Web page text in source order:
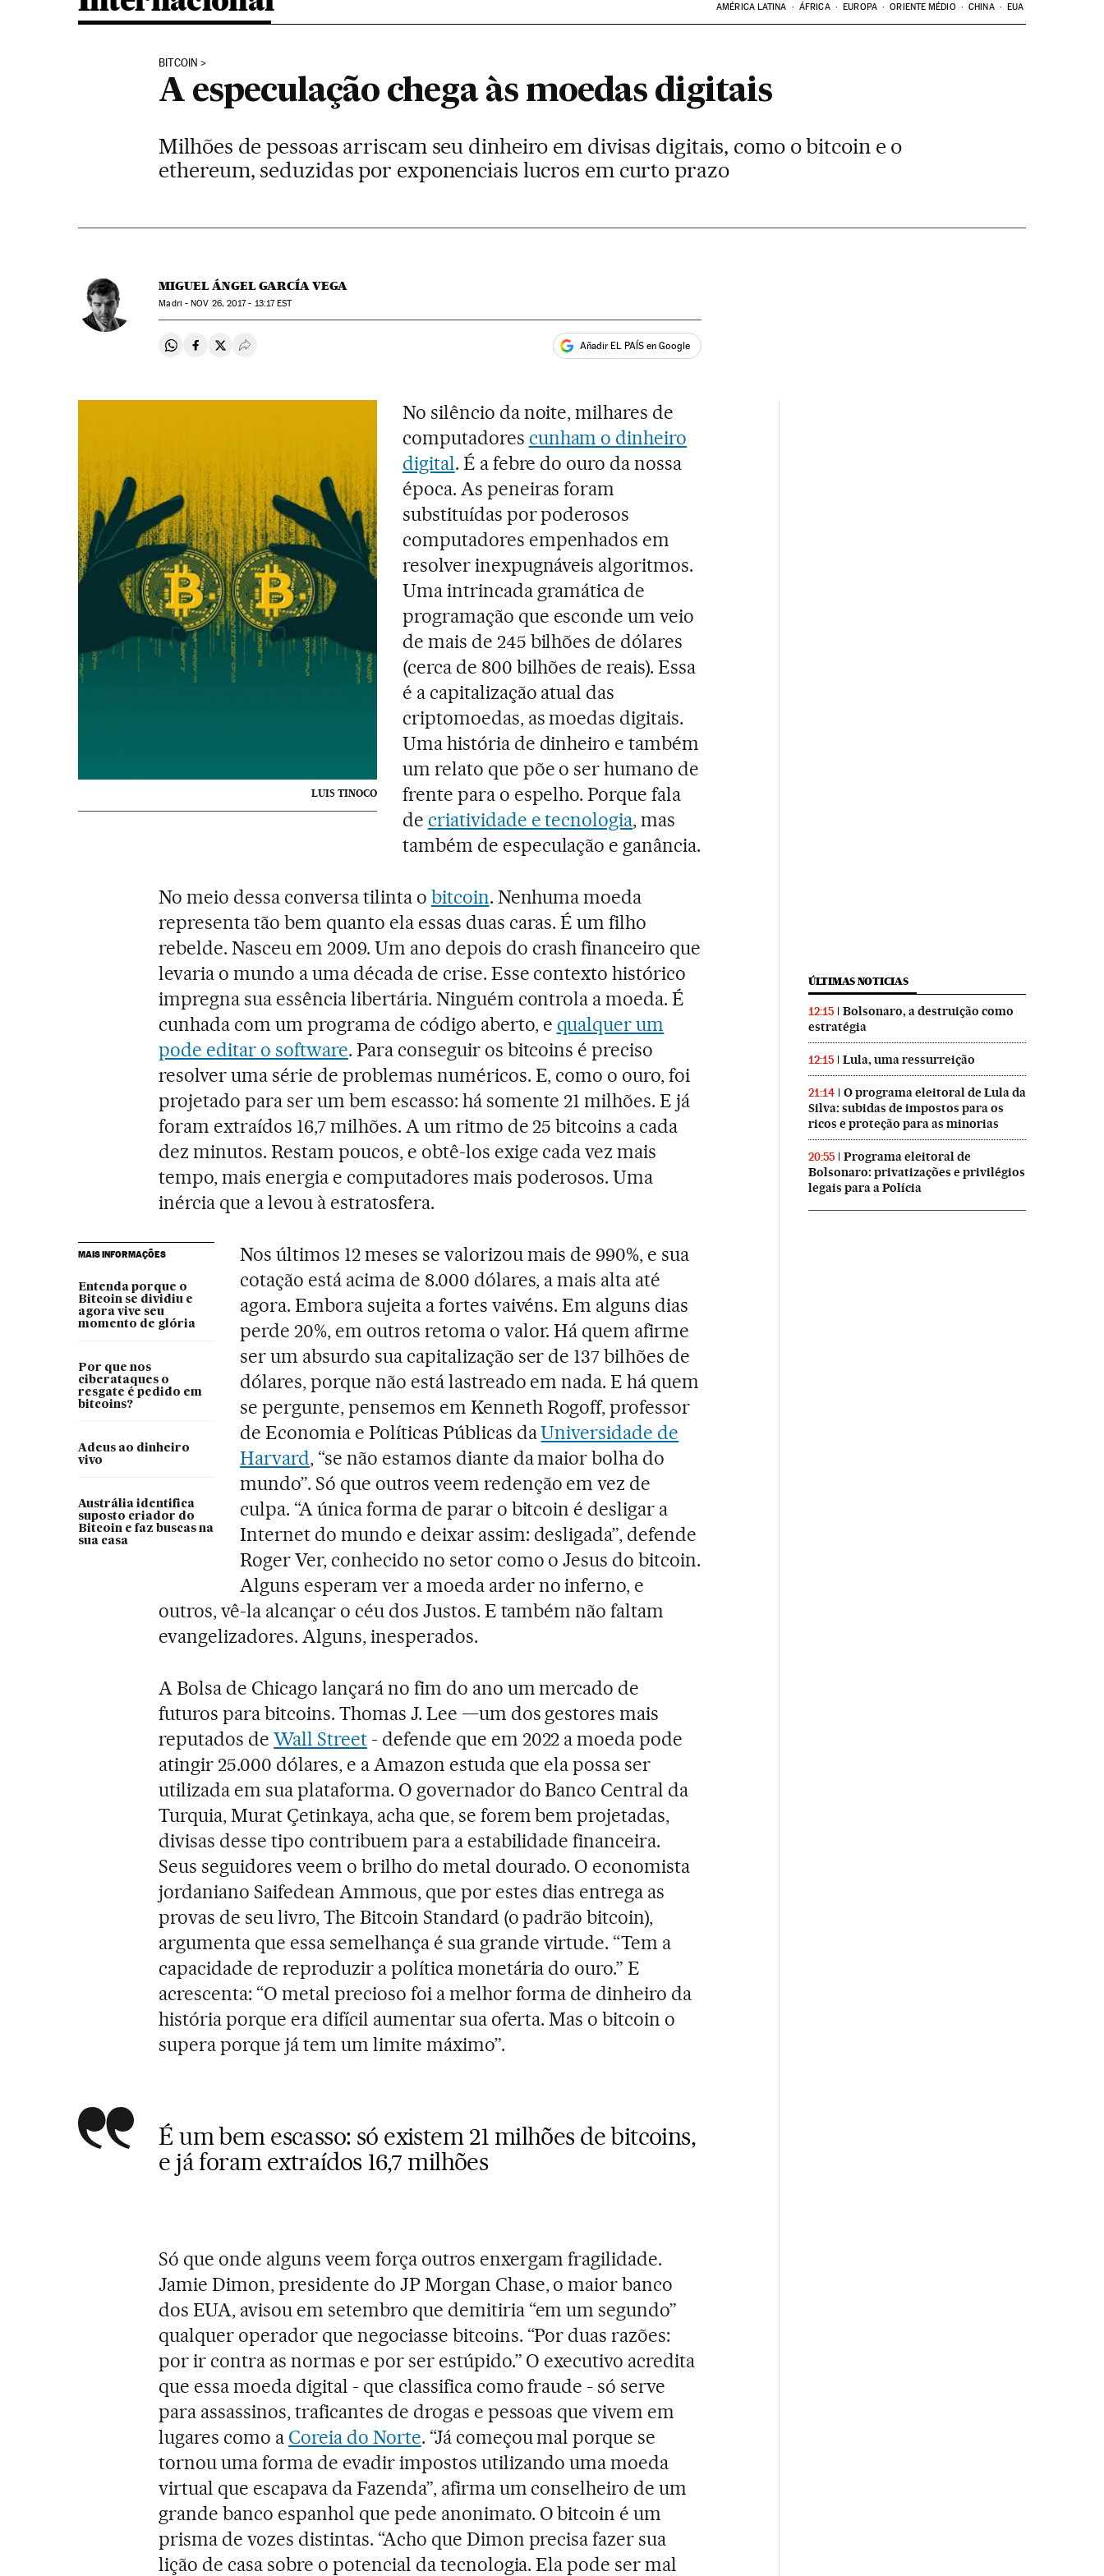
AMÉRICA LATINA ÁFRICA EUROPA ORIENTE MÉDIO CHINA EUA
BITCOIN
A especulação chega às moedas digitais
Milhões de pessoas arriscam seu dinheiro em divisas digitais, como o bitcoin e o
ethereum, seduzidas por exponenciais lucros em curto prazo
MIGUEL ÁNGEL GARCÍA VEGA
Madri -NOV 26, 2017 - 13:17EST
Compartir en Whatsapp
Compartir en Facebook
Compartir en Twitter
Desplegar Redes Sociales Añadir EL PAÍS en Google
LUIS TINOCO
No silêncio da noite, milhares de
computadores cunham o dinheiro
digital. É a febre do ouro da nossa
época. As peneiras foram
substituídas por poderosos
computadores empenhados em
resolver inexpugnáveis algoritmos.
Uma intrincada gramática de
programação que esconde um veio
de mais de 245 bilhões de dólares
(cerca de 800 bilhões de reais). Essa
é a capitalização atual das
criptomoedas, as moedas digitais.
Uma história de dinheiro e também
um relato que põe o ser humano de
frente para o espelho. Porque fala
de criatividade e tecnologia, mas
também de especulação e ganância.
No meio dessa conversa tilinta o bitcoin. Nenhuma moeda
representa tão bem quanto ela essas duas caras. É um filho
rebelde. Nasceu em 2009. Um ano depois do crash financeiro que
levaria o mundo a uma década de crise. Esse contexto histórico
impregna sua essência libertária. Ninguém controla a moeda. É
cunhada com um programa de código aberto, e qualquer um
pode editar o software. Para conseguir os bitcoins é preciso
resolver uma série de problemas numéricos. E, como o ouro, foi
projetado para ser um bem escasso: há somente 21 milhões. E já
foram extraídos 16,7 milhões. A um ritmo de 25 bitcoins a cada
dez minutos. Restam poucos, e obtê-los exige cada vez mais
tempo, mais energia e computadores mais poderosos. Uma
inércia que a levou à estratosfera.
MAIS INFORMAÇÕES
Entenda porque o
Bitcoin se dividiu e
agora vive seu
momento de glória
Por que nos
ciberataques o
resgate é pedido em
bitcoins?
Adeus ao dinheiro
vivo
Austrália identifica
suposto criador do
Bitcoin e faz buscas na
sua casa
Nos últimos 12 meses se valorizou mais de 990%, e sua
cotação está acima de 8.000 dólares, a mais alta até
agora. Embora sujeita a fortes vaivéns. Em alguns dias
perde 20%, em outros retoma o valor. Há quem afirme
ser um absurdo sua capitalização ser de 137 bilhões de
dólares, porque não está lastreado em nada. E há quem
se pergunte, pensemos em Kenneth Rogoff, professor
de Economia e Políticas Públicas daUniversidade de
Harvard, “se não estamos diante da maior bolha do
mundo”. Só que outros veem redenção em vez de
culpa. “A única forma de parar o bitcoin é desligar a
Internet do mundo e deixar assim: desligada”, defende
Roger Ver, conhecido no setor como o Jesus do bitcoin.
Alguns esperam ver a moeda arder no inferno, e
outros, vê-la alcançar o céu dos Justos. E também não faltam
evangelizadores. Alguns, inesperados.
A Bolsa de Chicago lançará no fim do ano um mercado de
futuros para bitcoins. Thomas J. Lee —um dos gestores mais
reputados deWall Street- defende que em 2022 a moeda pode
atingir 25.000 dólares, e a Amazon estuda que ela possa ser
utilizada em sua plataforma. O governador do Banco Central da
Turquia, Murat Çetinkaya, acha que, se forem bem projetadas,
divisas desse tipo contribuem para a estabilidade financeira.
Seus seguidores veem o brilho do metal dourado. O economista
jordaniano Saifedean Ammous, que por estes dias entrega as
provas de seu livro, The Bitcoin Standard (o padrão bitcoin),
argumenta que essa semelhança é sua grande virtude. “Tem a
capacidade de reproduzir a política monetária do ouro.” E
acrescenta: “O metal precioso foi a melhor forma de dinheiro da
história porque era difícil aumentar sua oferta. Mas o bitcoin o
supera porque já tem um limite máximo”.
É um bem escasso: só existem 21 milhões de bitcoins,
e já foram extraídos 16,7 milhões
Só que onde alguns veem força outros enxergam fragilidade.
Jamie Dimon, presidente do JP Morgan Chase, o maior banco
dos EUA, avisou em setembro que demitiria “em um segundo”
qualquer operador que negociasse bitcoins. “Por duas razões:
por ir contra as normas e por ser estúpido.” O executivo acredita
que essa moeda digital - que classifica como fraude - só serve
para assassinos, traficantes de drogas e pessoas que vivem em
lugares como a Coreia do Norte. “Já começou mal porque se
tornou uma forma de evadir impostos utilizando uma moeda
virtual que escapava da Fazenda”, afirma um conselheiro de um
grande banco espanhol que pede anonimato. O bitcoin é um
prisma de vozes distintas. “Acho que Dimon precisa fazer sua
lição de casa sobre o potencial da tecnologia. Ela pode ser mal
ÚLTIMAS NOTICIAS
12:15
Bolsonaro, a destruição como
estratégia
12:15 Lula, uma ressurreição
21:14
O programa eleitoral de Lula da
Silva: subidas de impostos para os
ricos e proteção para as minorias
20:55
Programa eleitoral de
Bolsonaro: privatizações e privilégios
legais para a Polícia